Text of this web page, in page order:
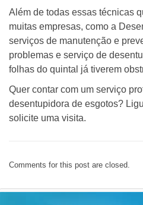
Além de todas essas técnicas
muitas empresas, como a
serviços de manutenção e
problemas e serviço de
folhas do quintal já tiverem
Quer contar com um serviço
desentupidora de esgotos?
solicite uma visita.
Comments for this post are closed.